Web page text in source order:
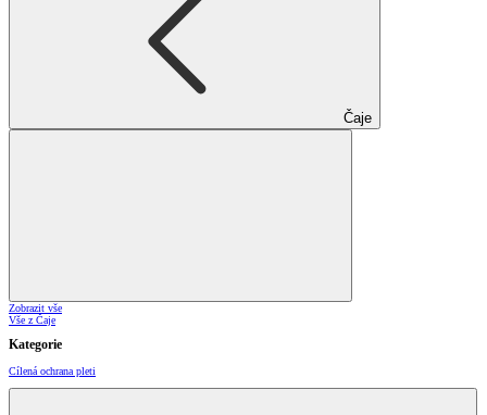
Čaje
Zobrazit vše
Vše z Čaje
Kategorie
Cílená ochrana pleti